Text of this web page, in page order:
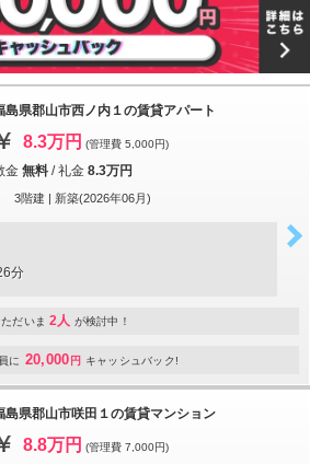
島県郡山市西ノ内１の賃貸アパート
8.3万円 (管理費 5,000円)
金 無料 /礼金 8.3万円
3階建 | 新築(2026年06月)
分
ただいま 2人 が検討中！
に 20,000 円 キャッシュバック!
島県郡山市咲田１の賃貸マンション
8.8万円 (管理費 7,000円)